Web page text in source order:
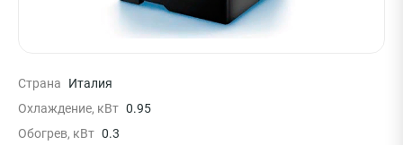
Страна
Италия
Охлаждение, кВт 0.95
Обогрев, кВт 0.3